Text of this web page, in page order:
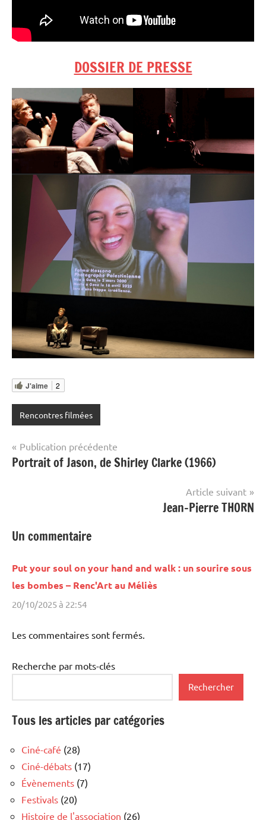
DOSSIER DE PRESSE
J'aime 2
Rencontres filmées
Navigation
de
Publication précédente
Portrait of Jason, de Shirley Clarke (1966)
Article suivant
Jean-Pierre THORN
Un commentaire
Put your soul on your hand and walk : un sourire sous
les bombes – Renc'Art au Méliès
20/10/2025 à 22:54
Les commentaires sont fermés.
Recherche par mots-clés
Rechercher
Tous les articles par catégories
Ciné-café (28)
Ciné-débats (17)
Évènements (7)
Festivals (20)
Histoire de l'association (26)